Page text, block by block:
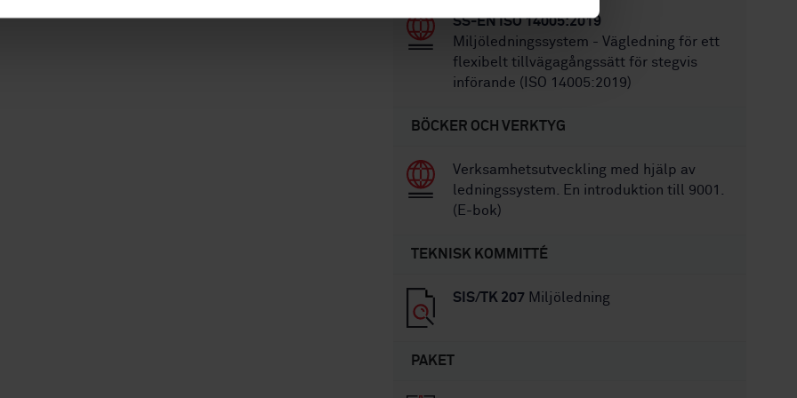
SS-EN ISO 14005:2019
Miljöledningssystem - Vägledning för ett
flexibelt tillvägagångssätt för stegvis
införande (ISO 14005:2019)
BÖCKER OCH VERKTYG
Verksamhetsutveckling med hjälp av
ledningssystem. En introduktion till 9001.
(E-bok)
TEKNISK KOMMITTÉ
SIS/TK 207 Miljöledning
PAKET